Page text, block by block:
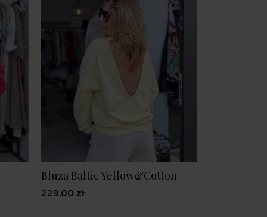
Bluza Baltic Yellow&Cotton
229,00 zł